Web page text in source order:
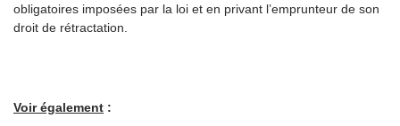
obligatoires imposées par la loi et en privant l’emprunteur de son
droit de rétractation.
Voir également :